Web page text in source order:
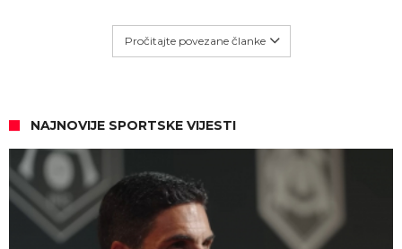
Pročitajte povezane članke
NAJNOVIJE SPORTSKE VIJESTI